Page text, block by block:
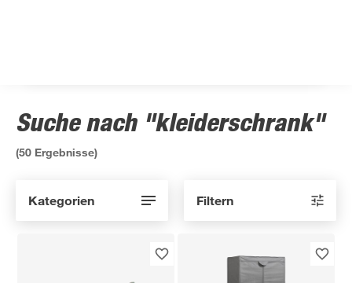
Suche nach "kleiderschrank"
(50 Ergebnisse)
Kategorien Filtern